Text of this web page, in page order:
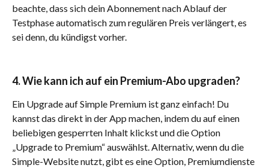
beachte, dass sich dein Abonnement nach Ablauf der
Testphase automatisch zum regulären Preis verlängert, es
sei denn, du kündigst vorher.
4. Wie kann ich auf ein Premium-Abo upgraden?
Ein Upgrade auf Simple Premium ist ganz einfach! Du
kannst das direkt in der App machen, indem du auf einen
beliebigen gesperrten Inhalt klickst und die Option
„Upgrade to Premium“ auswählst. Alternativ, wenn du die
Simple-Website nutzt, gibt es eine Option, Premiumdienste